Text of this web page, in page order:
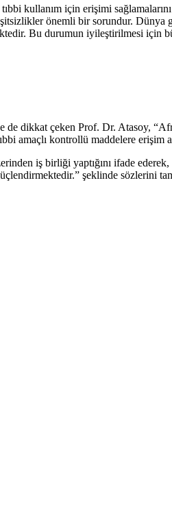
kullanım için erişimi
önemli bir sorundur.
Bu durumun iyileştirilmesi için
dikkat çeken Prof. Dr. Atasoy,
amaçlı kontrollü maddelere erişim
iş birliği yaptığını ifade
şeklinde sözlerini